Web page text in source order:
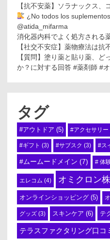
【抗不安薬】ソラナックス、
¿No todos los
@atida_mifarma
消化器内科でよく処方される
【社交不安症】薬物療法は
【質問】塗り薬と貼り薬、ど
か？に対する回答 #薬剤師 #
タグ
#アウトドア (5) #アクセサリー
#ギフト (3) #サブスク (3) #ス
#ムームードメイン (7) # 体
エレコム (4) オミクロン株
オンラインショッピング (5)
グッズ (3) スキンケア (6) テ
テラスファクタリング口コ